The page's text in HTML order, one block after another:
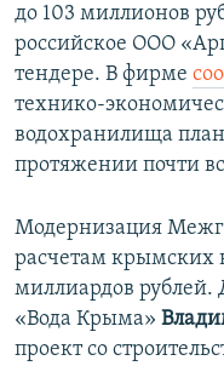
до 103 миллионов
российское ООО
тендере. В фирме
технико-
водохранилища
протяжении почти
Модернизация
расчетам крымских
миллиардов рублей.
«Вода Крыма»
проект со